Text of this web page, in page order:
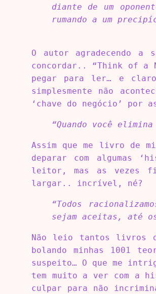
diante de um
rumando a um
O autor agradecendo
concordar.. “Think of a
pegar para ler… e
simplesmente não
‘chave do negócio’ por
“Quando você
Assim que me livro de
deparar com algumas
leitor, mas as vezes
largar.. incrível, né?
“Todos
sejam aceitas, até
Não leio tantos livros
bolando minhas 1001
suspeito… O que me
tem muito a ver com a
culpar para não